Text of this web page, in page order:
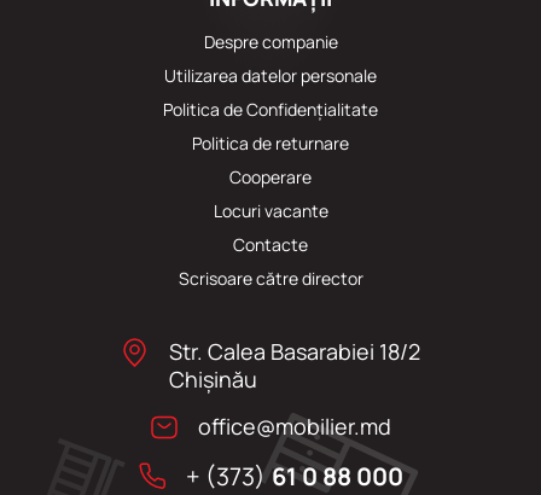
Despre companie
Utilizarea datelor personale
Politica de Confidențialitate
Politica de returnare
Cooperare
Locuri vacante
Сontacte
Scrisoare către director
Str. Calea Basarabiei 18/2
Chişinău
office@mobilier.md
+ (373)61 0 88 000